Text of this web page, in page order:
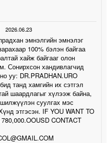
2026.06.23
эмнэлгийн эмнэлэг
100% бэлэн байгаа
хайж байгааг олон
Сонирхсон хандивлагчид
уу: DR.PRADHAN.URO
танд хамгийн их сэтгэл
шаардлагыг хүлээж байна,
суулгах мэс
этгэсэн. IF YOU WANT TO
CONTACT